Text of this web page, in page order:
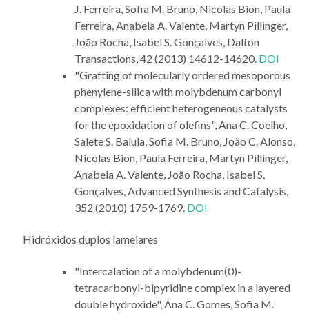
J. Ferreira, Sofia M. Bruno, Nicolas Bion, Paula
Ferreira, Anabela A. Valente, Martyn Pillinger,
João Rocha, Isabel S. Gonçalves, Dalton
Transactions, 42 (2013) 14612-14620. DOI
"Grafting of molecularly ordered mesoporous
phenylene-silica with molybdenum carbonyl
complexes: efficient heterogeneous catalysts
for the epoxidation of olefins", Ana C. Coelho,
Salete S. Balula, Sofia M. Bruno, João C. Alonso,
Nicolas Bion, Paula Ferreira, Martyn Pillinger,
Anabela A. Valente, João Rocha, Isabel S.
Gonçalves, Advanced Synthesis and Catalysis,
352 (2010) 1759-1769. DOI
Hidróxidos duplos lamelares
"Intercalation of a molybdenum(0)-
tetracarbonyl-bipyridine complex in a layered
double hydroxide", Ana C. Gomes, Sofia M.